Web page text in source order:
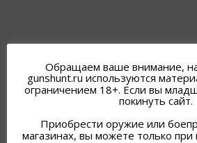
ПОХОЖИЕ
Обращаем ваше внимание,
gunshunt.ru используются
ограничением 18+. Если вы
покинуть сайт.
Приобрести оружие или
магазинах, вы можете только